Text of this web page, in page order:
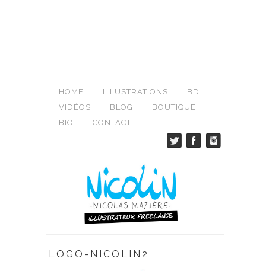
HOME ILLUSTRATIONS
BD
VIDÉOS
BLOG
BOUTIQUE
BIO
CONTACT
LOGO-NICOLIN2